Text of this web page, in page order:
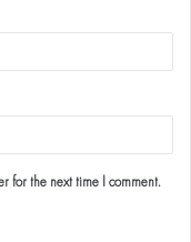
for the next time I comment.